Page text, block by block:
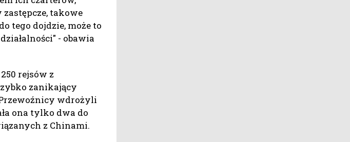
takowe
tego dojdzie, może to
- obawia
rejsów z
zanikający
wdrożyli
ona tylko dwa do
z Chinami.